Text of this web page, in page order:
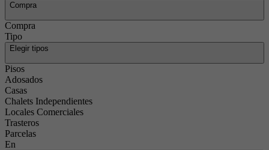
Compra
Compra
Tipo
Elegir tipos
Pisos
Adosados
Casas
Chalets Independientes
Locales Comerciales
Trasteros
Parcelas
En